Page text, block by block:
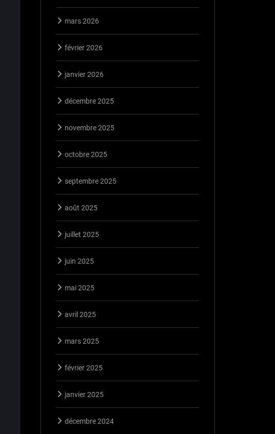
mars 2026
février 2026
janvier 2026
décembre 2025
novembre 2025
octobre 2025
septembre 2025
août 2025
juillet 2025
juin 2025
mai 2025
avril 2025
mars 2025
février 2025
janvier 2025
décembre 2024